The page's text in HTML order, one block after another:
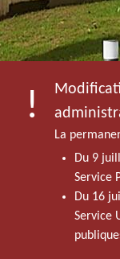
La
Du 9
Service
Du 16
Service